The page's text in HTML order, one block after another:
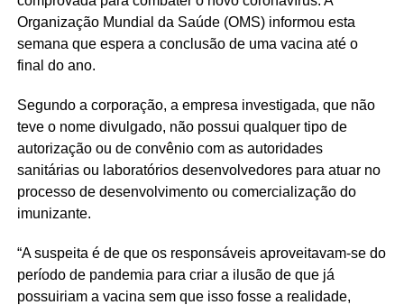
Organização Mundial da Saúde (OMS) informou esta
semana que espera a conclusão de uma vacina até o
final do ano.
Segundo a corporação, a empresa investigada, que não
teve o nome divulgado, não possui qualquer tipo de
autorização ou de convênio com as autoridades
sanitárias ou laboratórios desenvolvedores para atuar no
processo de desenvolvimento ou comercialização do
imunizante.
“A suspeita é de que os responsáveis aproveitavam-se do
período de pandemia para criar a ilusão de que já
possuiriam a vacina sem que isso fosse a realidade,